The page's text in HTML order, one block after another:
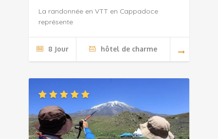
La randonnée en VTT en Cappadoce
représente
8 Jour hôtel de charme